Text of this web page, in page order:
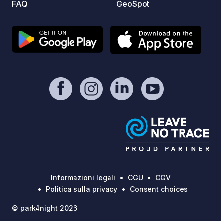
FAQ
GeoSpot
Informazioni legali CGU
CGV
Politica sulla privacy
Consent choices
© park4night 2026